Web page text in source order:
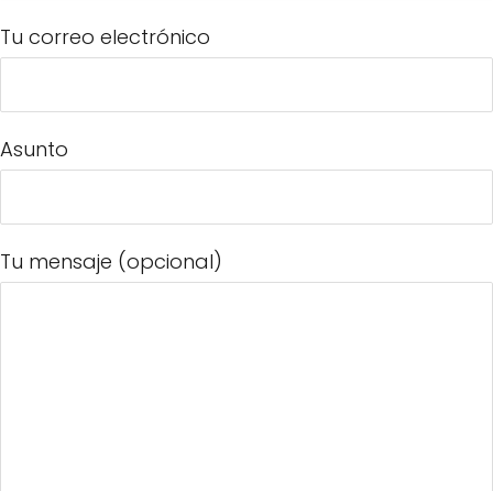
Tu correo electrónico
Asunto
Tu mensaje (opcional)